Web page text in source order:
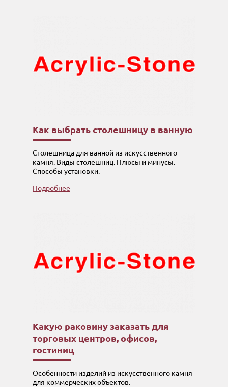
Как выбрать столешницу в ванную
Столешница для ванной из искусственного
камня. Виды столешниц. Плюсы и минусы.
Способы установки.
Подробнее
Какую раковину заказать для
торговых центров, офисов,
гостиниц
Особенности изделий из искусственного камня
для коммерческих объектов.